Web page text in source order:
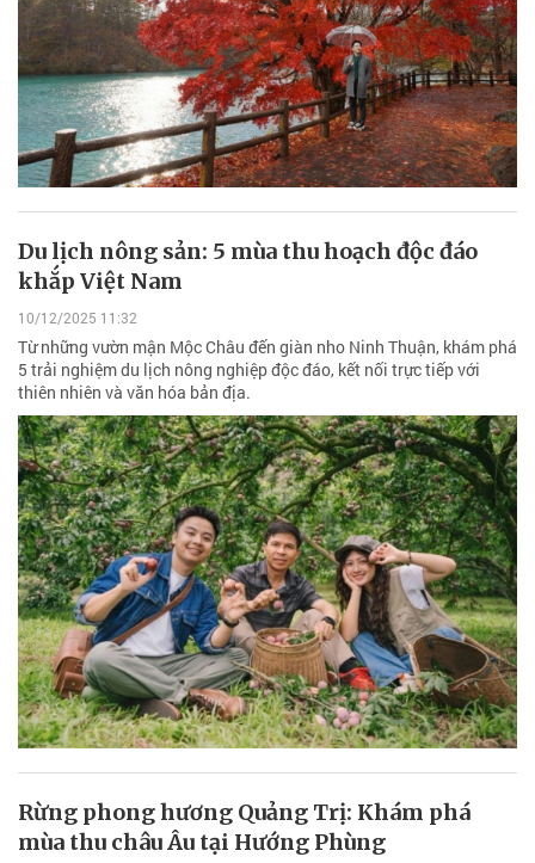
Du lịch nông sản: 5 mùa thu hoạch độc đáo
khắp Việt Nam
10/12/2025 11:32
Từ những vườn mận Mộc Châu đến giàn nho Ninh Thuận, khám phá
5 trải nghiệm du lịch nông nghiệp độc đáo, kết nối trực tiếp với
thiên nhiên và văn hóa bản địa.
Rừng phong hương Quảng Trị: Khám phá
mùa thu châu Âu tại Hướng Phùng